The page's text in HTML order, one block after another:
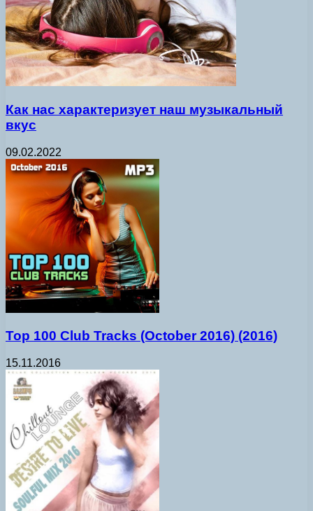
Как нас характеризует наш музыкальный
вкус
09.02.2022
Top 100 Club Tracks (October 2016) (2016)
15.11.2016